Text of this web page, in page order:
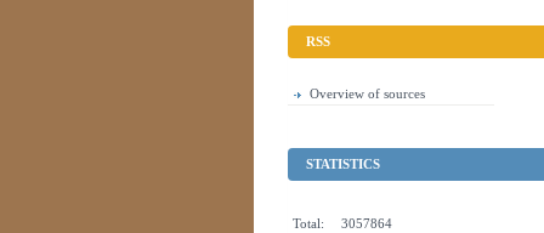
RSS
Overview of sources
STATISTICS
Total: 3057864